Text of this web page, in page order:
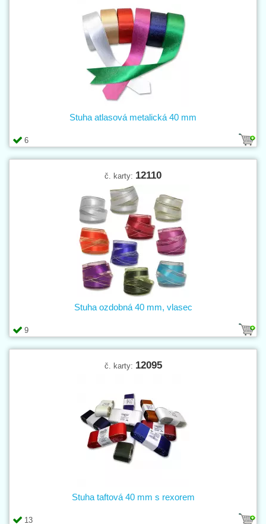
6
Stuha atlasová metalická 40 mm
č. karty: 12110
9
Stuha ozdobná 40 mm, vlasec
č. karty: 12095
13
Stuha taftová 40 mm s rexorem